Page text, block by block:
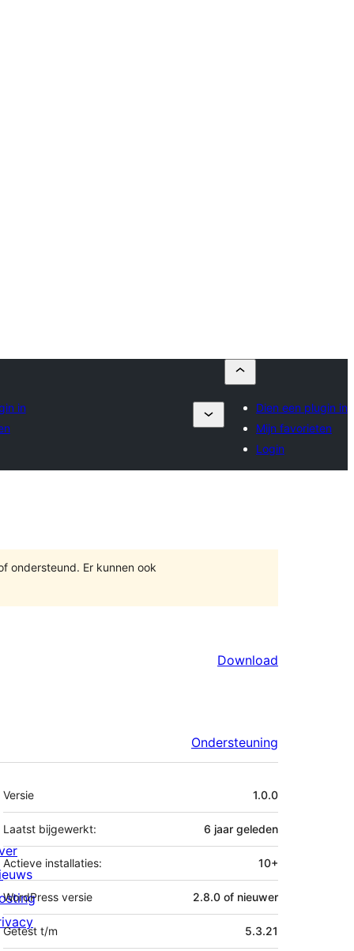
in
Dien een plugin in
Mijn favorieten
Login
ondersteund. Er kunnen ook
Download
Ondersteuning
Meta
Versie 1.0.0
Laatst bijgewerkt: 6 jaar geleden
Actieve installaties: 10+
WordPress versie 2.8.0 of nieuwer
Getest t/m 5.3.21